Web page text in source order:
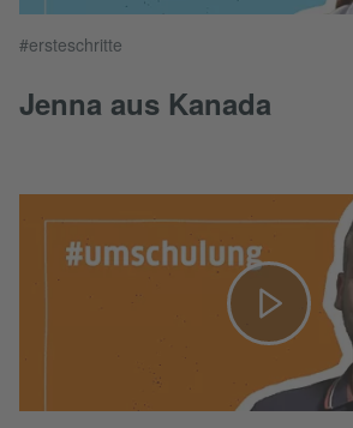
#ersteschritte
Jenna aus Kanada